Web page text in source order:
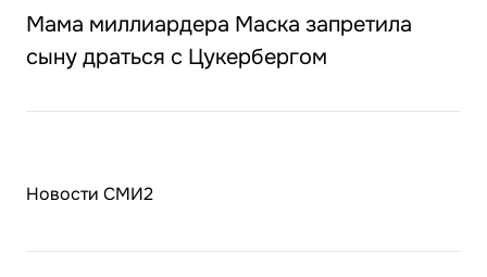
Мама миллиардера Маска запретила
сыну драться с Цукербергом
Новости СМИ2